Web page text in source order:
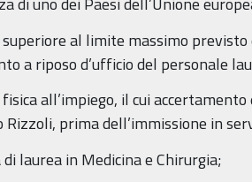
al limite massimo
a riposo d’ufficio del personale
all’impiego, il cui
Rizzoli, prima dell’immissione in
laurea in Medicina e Chirurgia;